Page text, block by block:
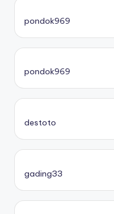
pondok969
pondok969
destoto
gading33